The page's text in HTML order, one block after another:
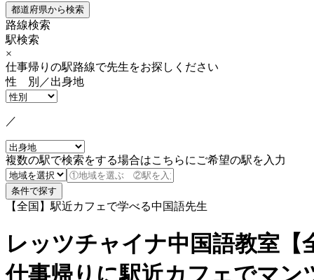
路線検索
駅検索
×
仕事帰りの駅路線で先生をお探しください
性 別／出身地
／
複数の駅で検索をする場合はこちらにご希望の駅を入力
【全国】駅近カフェで学べる中国語先生
レッツチャイナ中国語教室【
仕事帰りに駅近カフェでマン